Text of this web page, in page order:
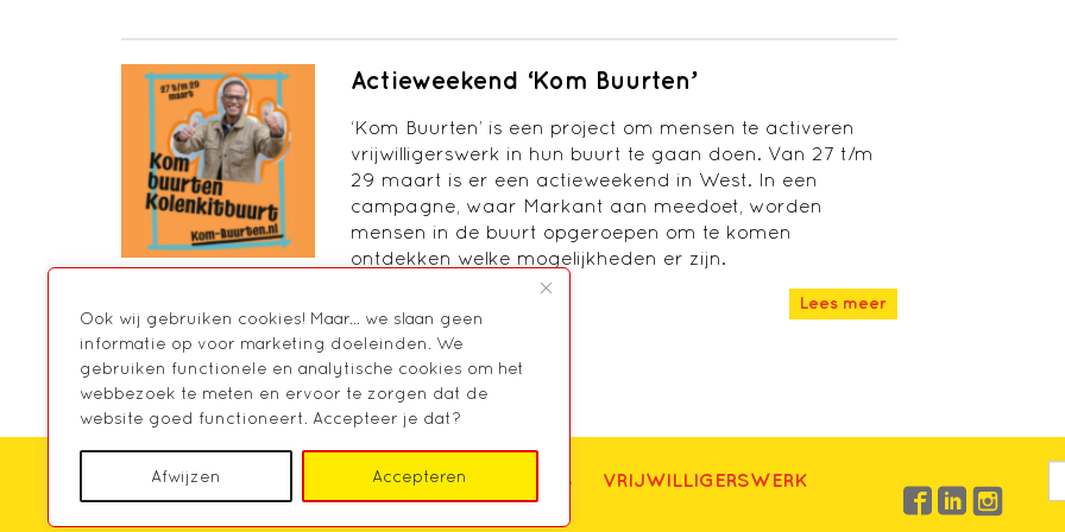
Ook wij gebruiken cookies! Maar... we slaan geen
informatie op voor marketing doeleinden. We
gebruiken functionele en analytische cookies om het
webbezoek te meten en ervoor te zorgen dat de
website goed functioneert. Accepteer je dat?
Afwijzen Accepteren
Actieweekend ‘Kom Buurten’
‘Kom Buurten’ is een project om mensen te activeren
vrijwilligerswerk in hun buurt te gaan doen. Van 27 t/m
29 maart is er een actieweekend in West. In een
campagne, waar Markant aan meedoet, worden
mensen in de buurt opgeroepen om te komen
ontdekken welke mogelijkheden er zijn.
Lees meer
1 2 … 19 VOLGENDE
HOME OVER MARKANT AGENDA NIEUWS
VRIJWILLIGERSWERK
CONTACT